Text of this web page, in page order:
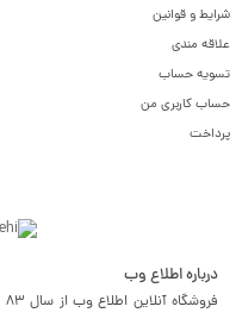
شرایط و قوانین
علاقه مندی
تسویه حساب
حساب کاربری من
پرداخت
درباره اطلاع وب